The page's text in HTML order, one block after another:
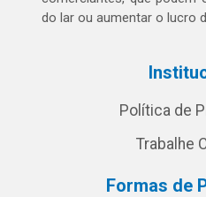
do lar ou aumentar o lucro
Política de
Trabalhe
Formas de